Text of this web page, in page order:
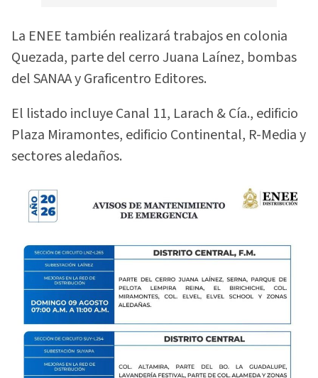
La ENEE también realizará trabajos en colonia
Quezada, parte del cerro Juana Laínez, bombas
del SANAA y Graficentro Editores.
El listado incluye Canal 11, Larach & Cía., edificio
Plaza Miramontes, edificio Continental, R-Media y
sectores aledaños.